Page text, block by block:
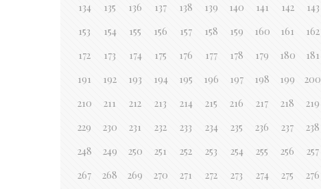
134
135 136 137 138 139 140 141 142 143
153
154 155 156 157 158 159 160 161 162
172
173 174 175 176 177 178 179 180 181
191
192 193 194 195 196 197 198 199 200
210
211 212 213 214 215 216 217 218 219
229
230 231 232 233 234 235 236 237 238
248
249 250 251 252 253 254 255 256 257
267
268 269 270 271 272 273 274 275 276